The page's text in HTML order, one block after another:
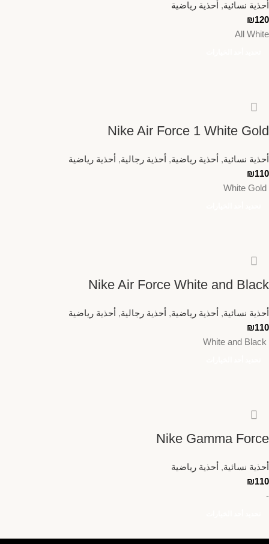
أحذية نسائية, أحذية رياضية
₪120
All White
Nike Air Force 1 White Gold
أحذية نسائية, أحذية رياضية, أحذية رجالية, أحذية رياضية
₪110
White Gold
Nike Air Force White and Black
أحذية نسائية, أحذية رياضية, أحذية رجالية, أحذية رياضية
₪110
White and Black
Nike Gamma Force
أحذية نسائية, أحذية رياضية
₪110
-